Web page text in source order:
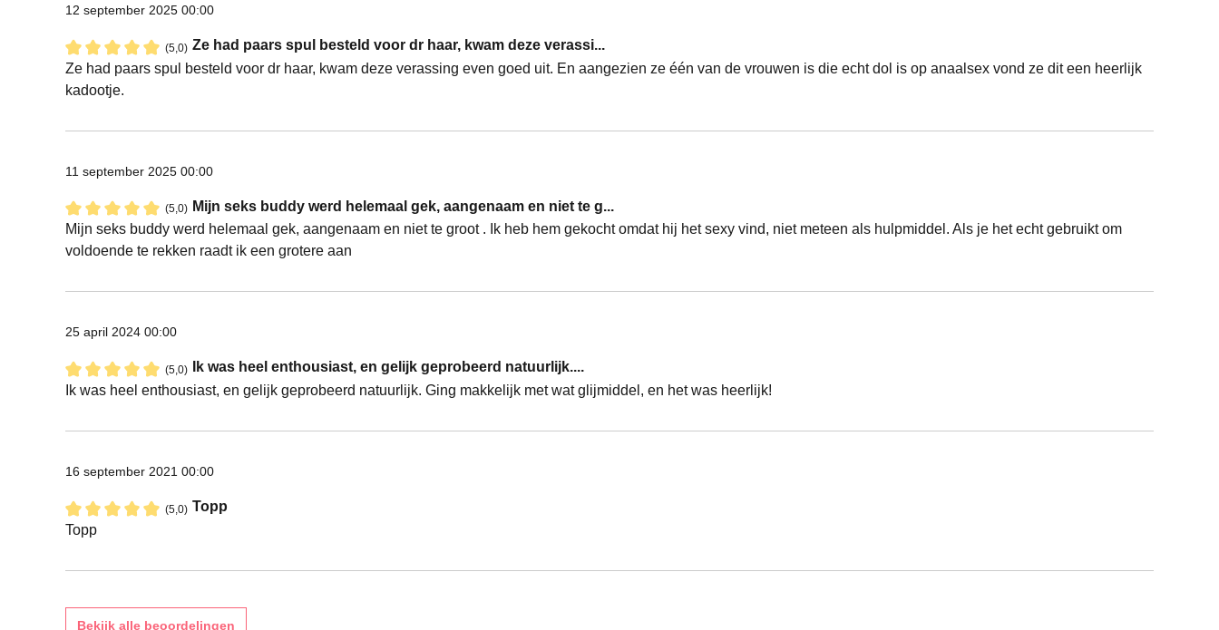
12 september 2025 00:00
(5,0)
Recensie met een waardering van 5 van de 5 sterren
Ze had paars spul besteld voor dr haar, kwam deze verassi...
Ze had paars spul besteld voor dr haar, kwam deze verassing even goed uit. En aangezien ze één van de vrouwen is die echt dol is op anaalsex vond ze dit een heerlijk
kadootje.
11 september 2025 00:00
(5,0)
Recensie met een waardering van 5 van de 5 sterren
Mijn seks buddy werd helemaal gek, aangenaam en niet te g...
Mijn seks buddy werd helemaal gek, aangenaam en niet te groot . Ik heb hem gekocht omdat hij het sexy vind, niet meteen als hulpmiddel. Als je het echt gebruikt om
voldoende te rekken raadt ik een grotere aan
25 april 2024 00:00
(5,0)
Recensie met een waardering van 5 van de 5 sterren
Ik was heel enthousiast, en gelijk geprobeerd natuurlijk....
Ik was heel enthousiast, en gelijk geprobeerd natuurlijk. Ging makkelijk met wat glijmiddel, en het was heerlijk!
16 september 2021 00:00
(5,0)
Recensie met een waardering van 5 van de 5 sterren
Topp
Topp
Bekijk alle beoordelingen